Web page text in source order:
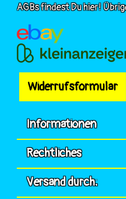
AGBs findest Du hier!
Widerrufsformular
Informationen
Rechtliches
Versand durch: